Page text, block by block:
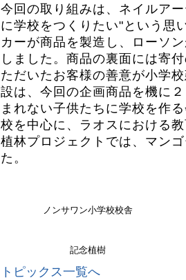
今回の取り組みは、ネイルア
に学校をつくりたい"という思
カーが商品を製造し、ローソ
しました。商品の裏面には寄
ただいたお客様の善意が小学
設は、今回の企画商品を機に
まれない子供たちに学校を作
校を中心に、ラオスにおける
植林プロジェクトでは、マン
た。
ノンサワン小学校校舎
記念植樹
トピックス一覧へ